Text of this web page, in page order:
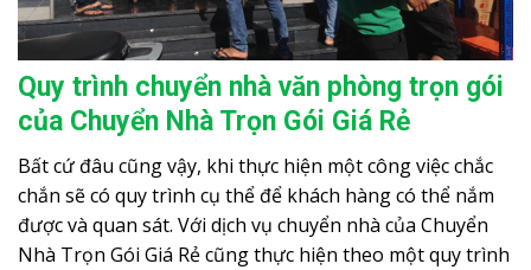
Quy trình chuyển nhà văn phòng trọn gói
của Chuyển Nhà Trọn Gói Giá Rẻ
Bất cứ đâu cũng vậy, khi thực hiện một công việc chắc
chắn sẽ có quy trình cụ thể để khách hàng có thể nắm
được và quan sát. Với dịch vụ chuyển nhà của Chuyển
Nhà Trọn Gói Giá Rẻ cũng thực hiện theo một quy trình